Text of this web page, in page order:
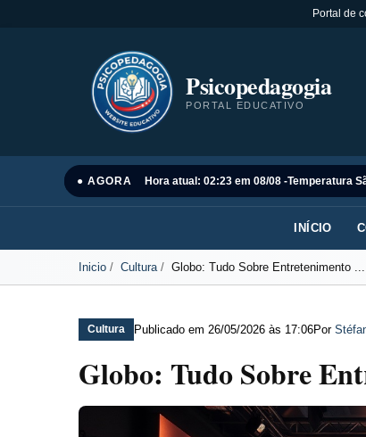
Portal de
Psicopedagogia
PORTAL EDUCATIVO
● AGORA Hora atual: 02:23 em 08/08 -Temperatura
INÍCIO
Inicio Cultura Globo: Tudo Sobre Entretenimento ...
Cultura Publicado em 26/05/2026 às 17:06Por
Globo: Tudo Sobre